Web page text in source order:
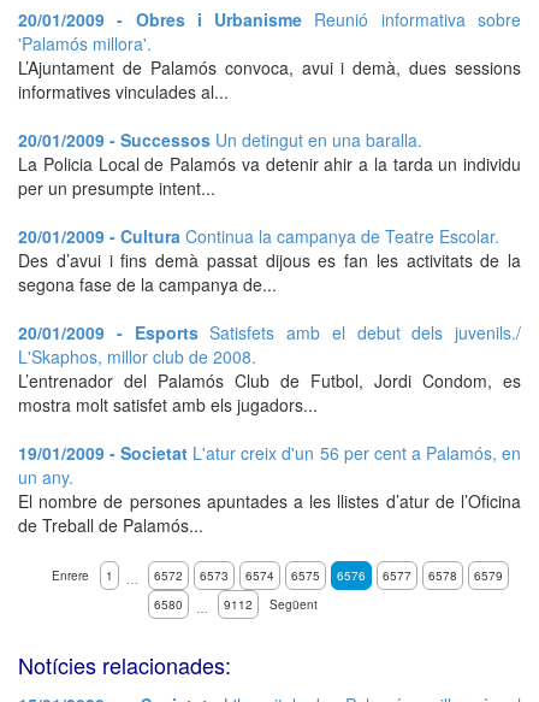
20/01/2009 - Obres i Urbanisme Reunió informativa sobre
'Palamós millora'.
L’Ajuntament de Palamós convoca, avui i demà, dues sessions
informatives vinculades al...
20/01/2009 - Successos Un detingut en una baralla.
La Policia Local de Palamós va detenir ahir a la tarda un individu
per un presumpte intent...
20/01/2009 - Cultura Continua la campanya de Teatre Escolar.
Des d’avui i fins demà passat dijous es fan les activitats de la
segona fase de la campanya de...
20/01/2009 - EsportsSatisfets amb el debut dels juvenils./
L'Skaphos, millor club de 2008.
L’entrenador del Palamós Club de Futbol, Jordi Condom, es
mostra molt satisfet amb els jugadors...
19/01/2009 - Societat L'atur creix d'un 56 per cent a Palamós, en
un any.
El nombre de persones apuntades a les llistes d’atur de l’Oficina
de Treball de Palamós...
Enrere 1 … 6572 6573 6574 6575 6576 6577 6578
6579
6580
… 9112 Següent
Notícies relacionades: